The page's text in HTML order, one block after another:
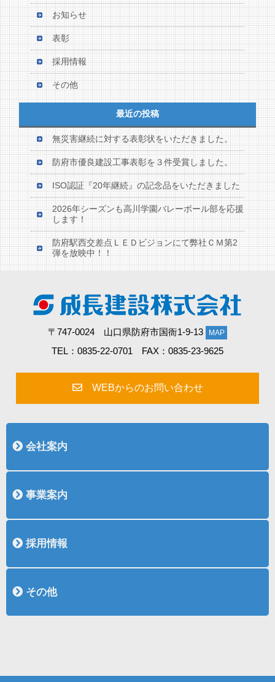
お知らせ
表彰
採用情報
その他
最近の投稿
無災害継続に対する表彰状をいただきました。
防府市優良建設工事表彰を３件受賞しました。
ISO認証『20年継続』の記念品をいただきました
2026年シーズンも高川学園バレーボール部を応援
します！
防府駅西交差点ＬＥＤビジョンにて弊社ＣＭ第2
弾を放映中！！
〒747-0024 山口県防府市国衙1-9-13 MAP
TEL：0835-22-0701 FAX：0835-23-9625
WEBからのお問い合わせ
会社案内
事業案内
採用情報
その他